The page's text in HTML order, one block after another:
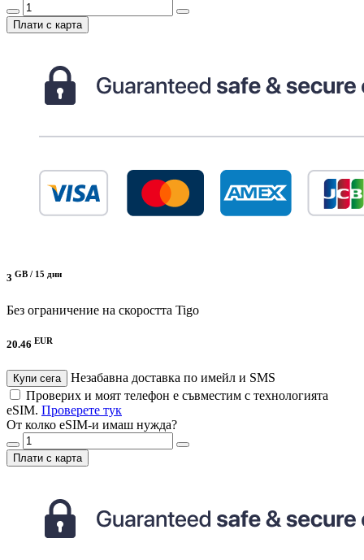
Плати с карта
3 GB / 15 дни
Без ограничение на скоростта Tigo
20.46 EUR
Купи сега
Незабавна доставка по имейл и SMS
Проверих и моят телефон е съвместим с технологията
eSIM. Проверете тук
От колко eSIM-и имаш нужда?
Плати с карта